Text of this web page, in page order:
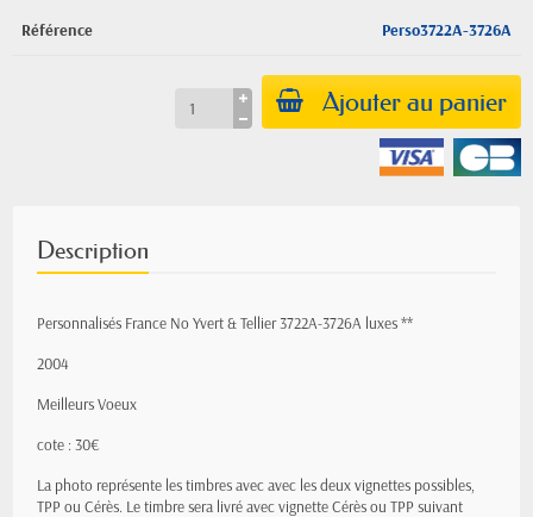
Référence Perso3722A-3726A
Ajouter au panier
Description
Personnalisés France No Yvert & Tellier 3722A-3726A luxes **
2004
Meilleurs Voeux
cote : 30€
La photo représente les timbres avec avec les deux vignettes possibles,
TPP ou Cérès. Le timbre sera livré avec vignette Cérès ou TPP suivant